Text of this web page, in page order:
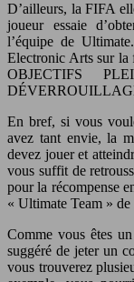
D’ailleurs, la FIFA
joueur essaie
l’équipe de
Electronic Arts sur la
OBJECTIFS
En bref, si vous
avez tant envie, la
devez jouer et
vous suffit de
pour la récompense
« Ultimate Team »
Comme vous êtes
suggéré de jeter un
vous trouverez